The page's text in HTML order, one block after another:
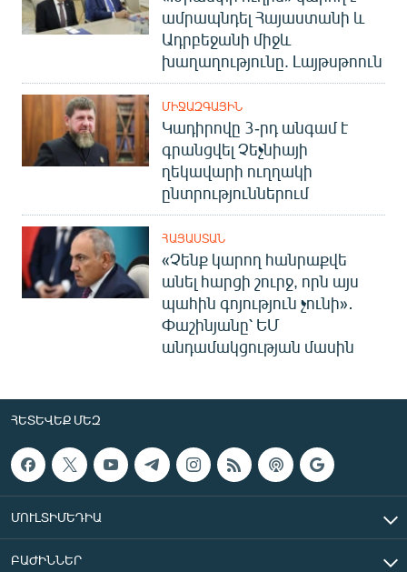
ամրապնդել Հայաստանի և
Ադրբեջանի միջև
խաղաղությունը. Լայթսթոուն
ՄԻՋԱԶԳԱՅԻՆ
Կադիրովը 3-րդ անգամ է
գրանցվել Չեչնիայի
ղեկավարի ուղղակի
ընտրություններում
ՀԱՅԱՍՏԱՆ
«Չենք կարող հանրաքվե
անել հարցի շուրջ, որն այս
պահին գոյություն չունի»․
Փաշինյանը՝ ԵՄ
անդամակցության մասին
ՀԵՏԵՎԵՔ ՄԵԶ
ՄՈՒԼՏԻՄԵԴԻԱ
ԲԱԺԻՆՆԵՐ